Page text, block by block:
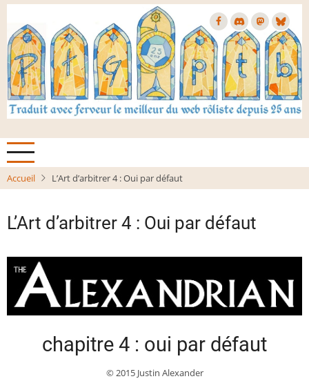
Aller
contenu
principal
Accueil L’Art d’arbitrer 4 : Oui par défaut
L’Art d’arbitrer 4 : Oui par défaut
chapitre 4 : oui par défaut
© 2015 Justin Alexander